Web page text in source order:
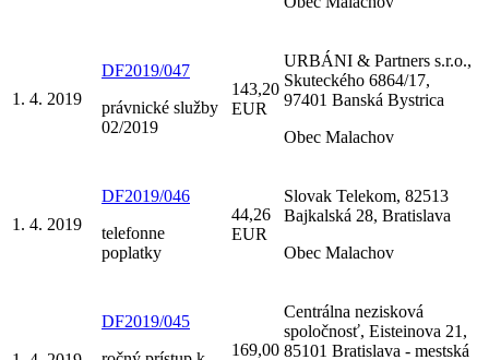
1. 4. 2019
DF2019/047
právnické služby
02/2019
143,20
EUR
URBÁNI & Partners s.r.o.,
Skuteckého 6864/17,
97401 Banská Bystrica
Obec Malachov
1. 4. 2019
DF2019/046
telefonne
poplatky
44,26
EUR
Slovak Telekom, 82513
Bajkalská 28, Bratislava
Obec Malachov
DF2019/045
169,00
Centrálna nezisková
spoločnosť, Eisteinova 21,
85101 Bratislava - mestská